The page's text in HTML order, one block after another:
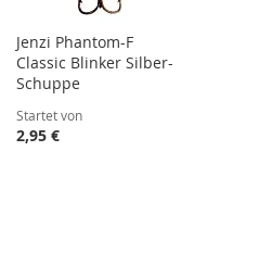
Jenzi Phantom-F
Classic Blinker Silber-
Schuppe
Startet von
2,95 €